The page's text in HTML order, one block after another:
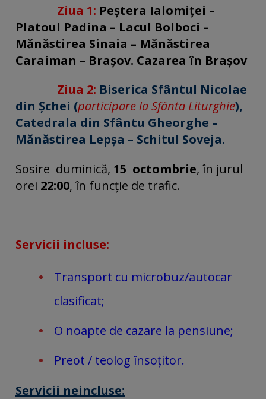
Ziua 1: Peștera Ialomiței –
Platoul Padina – Lacul Bolboci –
Mănăstirea Sinaia – Mănăstirea
Caraiman – Brașov. Cazarea în Brașov
Ziua 2: Biserica Sfântul Nicolae
din Șchei (participare la Sfânta Liturghie),
Catedrala din Sfântu Gheorghe –
Mănăstirea Lepșa – Schitul Soveja.
Sosire duminică, 15 octombrie, în jurul
orei 22:00, în funcție de trafic.
Servicii incluse:
Transport cu microbuz/autocar
clasificat;
O noapte de cazare la pensiune;
Preot / teolog însoțitor.
Servicii neincluse: